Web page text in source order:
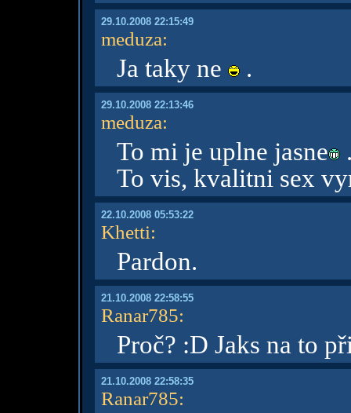
29.10.2008 22:15:49
meduza:
Ja taky ne .
29.10.2008 22:13:46
meduza:
To mi je uplne jasne
To vis, kvalitni sex
22.10.2008 05:53:22
Khetti:
Pardon.
21.10.2008 22:58:55
Ranar785:
Proč? :D Jaks na to
21.10.2008 22:58:35
Ranar785: